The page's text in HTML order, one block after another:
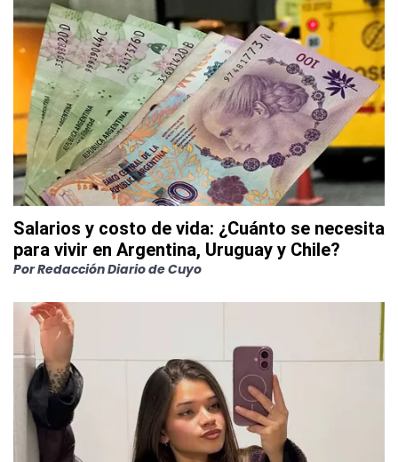
Salarios y costo de vida: ¿Cuánto se necesita
para vivir en Argentina, Uruguay y Chile?
PorRedacción Diario de Cuyo